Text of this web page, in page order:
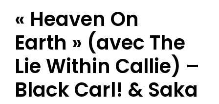
« Heaven On
Earth » (avec The
Lie Within Callie) –
Black Carl! & Saka